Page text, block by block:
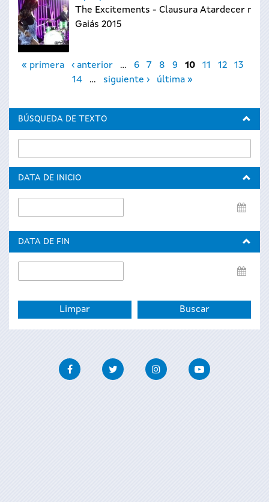
The Excitements - Clausura Atardecer no
Gaiás 2015
Páginas
« primera ‹ anterior … 6 7 8 9 10 11 12
13
14
… siguiente › última »
BÚSQUEDA DE TEXTO
DATA DE INICIO
de
DATA DE FIN
de
FacebookTwitter InstagramYoutube